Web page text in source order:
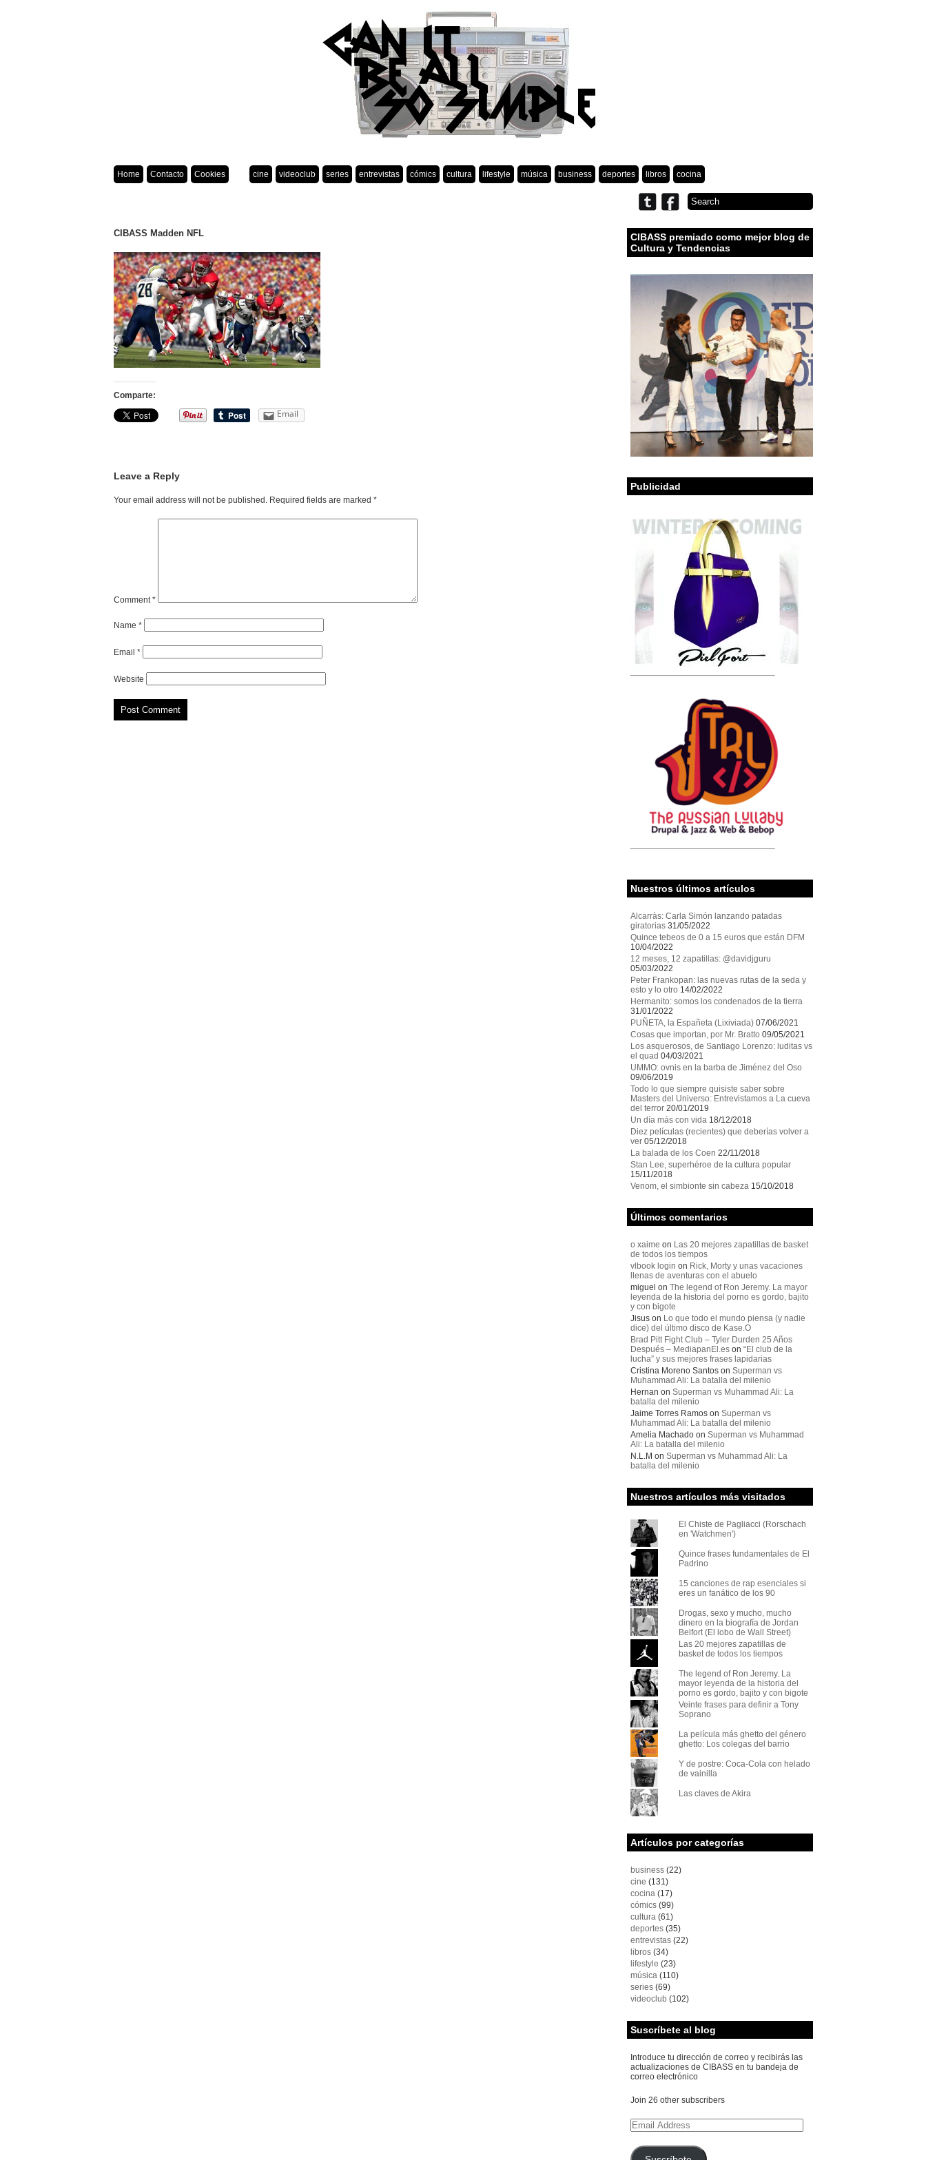
Home Contacto Cookies cine videoclub series entrevistas cómics cultura lifestyle música business deportes libros cocina
CIBASS Madden NFL
Comparte:
Email
Leave a Reply
Your email address will not be published. Required fields are marked *
Comment*
Name *
Email *
Website
CIBASS premiado como mejor blog de
Cultura y Tendencias
Publicidad
Nuestros últimos artículos
Alcarràs: Carla Simón lanzando patadas
giratorias 31/05/2022
Quince tebeos de 0 a 15 euros que están DFM
10/04/2022
12 meses, 12 zapatillas: @davidjguru
05/03/2022
Peter Frankopan: las nuevas rutas de la seda y
esto y lo otro 14/02/2022
Hermanito: somos los condenados de la tierra
31/01/2022
PUÑETA, la Españeta (Lixiviada) 07/06/2021
Cosas que importan, por Mr. Bratto 09/05/2021
Los asquerosos, de Santiago Lorenzo: luditas vs
el quad 04/03/2021
UMMO: ovnis en la barba de Jiménez del Oso
09/06/2019
Todo lo que siempre quisiste saber sobre
Masters del Universo: Entrevistamos a La cueva
del terror 20/01/2019
Un día más con vida 18/12/2018
Diez películas (recientes) que deberías volver a
ver 05/12/2018
La balada de los Coen 22/11/2018
Stan Lee, superhéroe de la cultura popular
15/11/2018
Venom, el simbionte sin cabeza 15/10/2018
Últimos comentarios
o xaime on Las 20 mejores zapatillas de basket
de todos los tiempos
vlbook login on Rick, Morty y unas vacaciones
llenas de aventuras con el abuelo
miguel on The legend of Ron Jeremy. La mayor
leyenda de la historia del porno es gordo, bajito
y con bigote
Jisuson Lo que todo el mundo piensa (y nadie
dice) del último disco de Kase.O
Brad Pitt Fight Club – Tyler Durden 25 Años
Después – MediapanEl.eson “El club de la
lucha” y sus mejores frases lapidarias
Cristina Moreno Santoson Superman vs
Muhammad Ali: La batalla del milenio
Hernan on Superman vs Muhammad Ali: La
batalla del milenio
Jaime Torres Ramoson Superman vs
Muhammad Ali: La batalla del milenio
Amelia Machadoon Superman vs Muhammad
Ali: La batalla del milenio
N.L.M on Superman vs Muhammad Ali: La
batalla del milenio
Nuestros artículos más visitados
El Chiste de Pagliacci (Rorschach
en 'Watchmen')
Quince frases fundamentales de El
Padrino
15 canciones de rap esenciales si
eres un fanático de los 90
Drogas, sexo y mucho, mucho
dinero en la biografía de Jordan
Belfort (El lobo de Wall Street)
Las 20 mejores zapatillas de
basket de todos los tiempos
The legend of Ron Jeremy. La
mayor leyenda de la historia del
porno es gordo, bajito y con bigote
Veinte frases para definir a Tony
Soprano
La película más ghetto del género
ghetto: Los colegas del barrio
Y de postre: Coca-Cola con helado
de vainilla
Las claves de Akira
Artículos por categorías
business(22)
cine (131)
cocina(17)
cómics(99)
cultura(61)
deportes(35)
entrevistas(22)
libros(34)
lifestyle (23)
música(110)
series(69)
videoclub (102)
Suscríbete al blog
Introduce tu dirección de correo y recibirás las
actualizaciones de CIBASS en tu bandeja de
correo electrónico
Join 26 other subscribers
Email
Address